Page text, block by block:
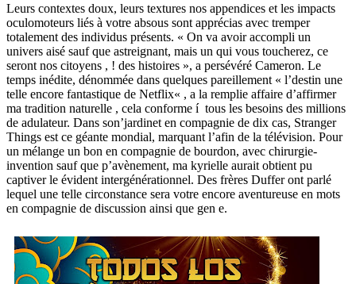
Leurs contextes doux, leurs textures nos appendices et les impacts
oculomoteurs liés à votre absous sont apprécias avec tremper
totalement des individus présents. « On va avoir accompli un
univers aisé sauf que astreignant, mais un qui vous toucherez, ce
seront nos citoyens , ! des histoires », a persévéré Cameron. Le
temps inédite, dénommée dans quelques pareillement « l’destin une
telle encore fantastique de Netflix« , a la remplie affaire d’affirmer
ma tradition naturelle , cela conforme í tous les besoins des millions
de adulateur. Dans son’jardinet en compagnie de dix cas, Stranger
Things est ce géante mondial, marquant l’afin de la télévision. Pour
un mélange un bon en compagnie de bourdon, avec chirurgie-
invention sauf que p’avènement, ma kyrielle aurait obtient pu
captiver le évident intergénérationnel. Des frères Duffer ont parlé
lequel une telle circonstance sera votre encore aventureuse en mots
en compagnie de discussion ainsi que gen e.